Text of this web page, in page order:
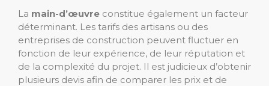
La main-d’œuvre constitue également un facteur
déterminant. Les tarifs des artisans ou des
entreprises de construction peuvent fluctuer en
fonction de leur expérience, de leur réputation et
de la complexité du projet. Il est judicieux d’obtenir
plusieurs devis afin de comparer les prix et de